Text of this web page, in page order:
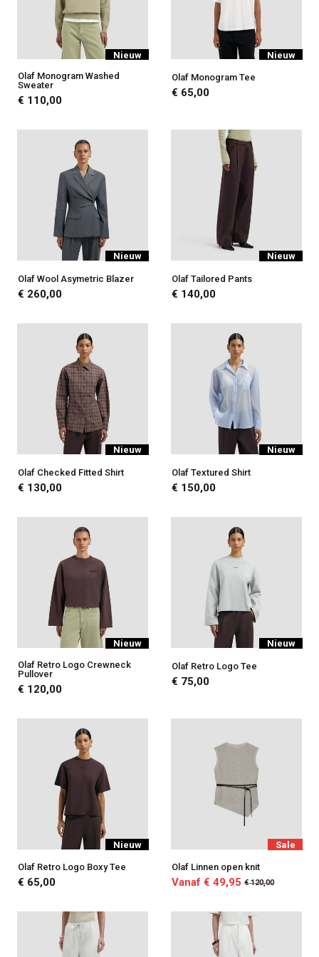
Nieuw
Olaf Monogram Washed
Sweater
€ 110,00
Nieuw
Olaf Monogram Tee
€ 65,00
Nieuw
Olaf Wool Asymetric Blazer
€ 260,00
Nieuw
Olaf Tailored Pants
€ 140,00
Nieuw
Olaf Checked Fitted Shirt
€ 130,00
Nieuw
Olaf Textured Shirt
€ 150,00
Nieuw
Olaf Retro Logo Crewneck
Pullover
€ 120,00
Nieuw
Olaf Retro Logo Tee
€ 75,00
Nieuw
Olaf Retro Logo Boxy Tee
€ 65,00
Sale
Olaf Linnen open knit
Vanaf € 49,95 € 120,00